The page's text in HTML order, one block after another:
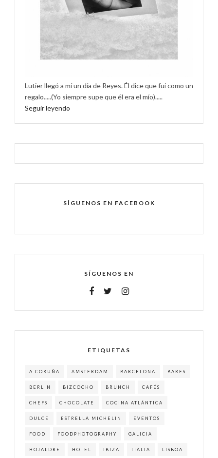
Lutier llegó a mí un día de Reyes. Él dice que fui como un
regalo.....(Yo siempre supe que él era el mío).....
Seguir leyendo
SÍGUENOS EN FACEBOOK
SÍGUENOS EN
ETIQUETAS
A CORUÑA AMSTERDAM BARCELONA BARES
BERLIN BIZCOCHO BRUNCH CAFÉS
CHEFS CHOCOLATE COCINA ATLÁNTICA
DULCE ESTRELLA MICHELIN EVENTOS
FOOD FOODPHOTOGRAPHY GALICIA
HOJALDRE HOTEL IBIZA ITALIA LISBOA